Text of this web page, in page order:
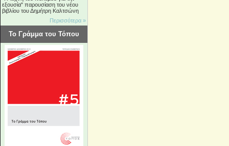
εξουσία" παρουσίαση του νέου
βιβλίου του Δημήτρη Καλτσώνη
Περισσότερα »
Το Γράμμα του Τόπου